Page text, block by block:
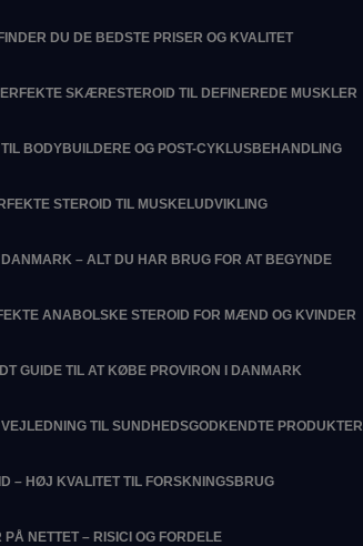
DU DE BEDSTE PRISER OG KVALITET
SKÆRESTEROID TIL DEFINEREDE MUSKLER
BODYBUILDERE OG POST-CYKLUSBEHANDLING
STEROID TIL MUSKELUDVIKLING
– ALT DU HAR BRUG FOR AT BEGYNDE
ANABOLSKE STEROID FOR MÆND OG KVINDER
GUIDE TIL AT KØBE PROVIRON I DANMARK
TIL SUNDHEDSGODKENDTE PRODUKTER
– HØJ KVALITET TIL FORSKNINGSBRUG
NETTET – RISICI OG FORDELE